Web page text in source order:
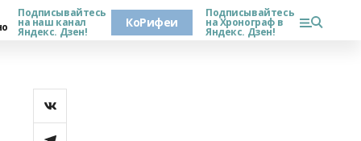
Подписывайтесь
на наш канал
Яндекс. Дзен!
КоРифеи
Подписывайтесь
на Хронограф в
Яндекс. Дзен!